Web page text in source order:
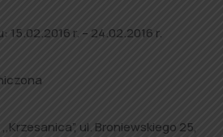
r. – 24.02.2016 r.
ul. Broniewskiego 25,